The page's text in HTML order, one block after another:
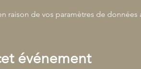
raison de vos paramètres de
événement